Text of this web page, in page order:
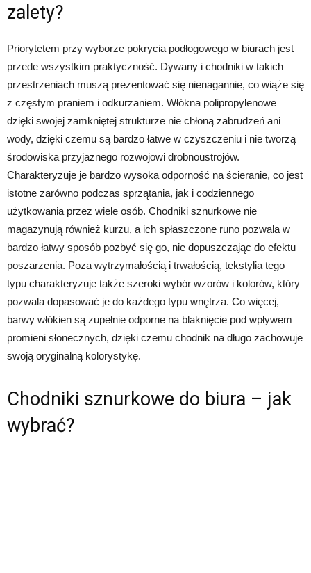
zalety?
Priorytetem przy wyborze pokrycia podłogowego w biurach jest
przede wszystkim praktyczność. Dywany i chodniki w takich
przestrzeniach muszą prezentować się nienagannie, co wiąże się
z częstym praniem i odkurzaniem. Włókna polipropylenowe
dzięki swojej zamkniętej strukturze nie chłoną zabrudzeń ani
wody, dzięki czemu są bardzo łatwe w czyszczeniu i nie tworzą
środowiska przyjaznego rozwojowi drobnoustrojów.
Charakteryzuje je bardzo wysoka odporność na ścieranie, co jest
istotne zarówno podczas sprzątania, jak i codziennego
użytkowania przez wiele osób. Chodniki sznurkowe nie
magazynują również kurzu, a ich spłaszczone runo pozwala w
bardzo łatwy sposób pozbyć się go, nie dopuszczając do efektu
poszarzenia. Poza wytrzymałością i trwałością, tekstylia tego
typu charakteryzuje także szeroki wybór wzorów i kolorów, który
pozwala dopasować je do każdego typu wnętrza. Co więcej,
barwy włókien są zupełnie odporne na blaknięcie pod wpływem
promieni słonecznych, dzięki czemu chodnik na długo zachowuje
swoją oryginalną kolorystykę.
Chodniki sznurkowe do biura – jak
wybrać?